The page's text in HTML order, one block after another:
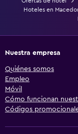
Hoteles en
Nuestra empresa
Quiénes somos
Empleo
Móvil
Cómo funcionan
Códigos